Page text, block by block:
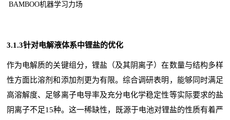
BAMBOO机器学习力场
3.1.3针对电解液体系中锂盐的优化
作为电解质的关键组分，锂盐（及其阴离子）在数量与结构多样
性方面比溶剂和添加剂更为有限。综合调研表明，能够同时满足
高溶解度、足够离子电导率及充分电化学稳定性等实际要求的盐
阴离子不足15种。这一稀缺性，既源于电池对锂盐的性质有着严